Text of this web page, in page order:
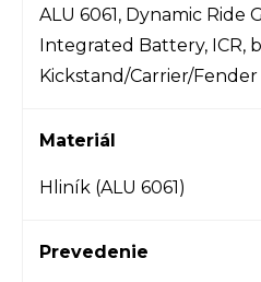
ALU 6061, Dynamic Ride
Integrated Battery, ICR,
Kickstand/Carrier/Fender
Materiál
Hliník (ALU 6061)
Prevedenie